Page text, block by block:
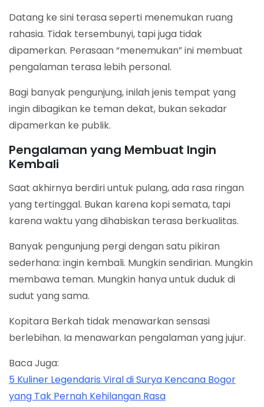
Datang ke sini terasa seperti menemukan ruang
rahasia. Tidak tersembunyi, tapi juga tidak
dipamerkan. Perasaan “menemukan” ini membuat
pengalaman terasa lebih personal.
Bagi banyak pengunjung, inilah jenis tempat yang
ingin dibagikan ke teman dekat, bukan sekadar
dipamerkan ke publik.
Pengalaman yang Membuat Ingin
Kembali
Saat akhirnya berdiri untuk pulang, ada rasa ringan
yang tertinggal. Bukan karena kopi semata, tapi
karena waktu yang dihabiskan terasa berkualitas.
Banyak pengunjung pergi dengan satu pikiran
sederhana: ingin kembali. Mungkin sendirian. Mungkin
membawa teman. Mungkin hanya untuk duduk di
sudut yang sama.
Kopitara Berkah tidak menawarkan sensasi
berlebihan. Ia menawarkan pengalaman yang jujur.
Baca Juga:
5 Kuliner Legendaris Viral di Surya Kencana Bogor
yang Tak Pernah Kehilangan Rasa